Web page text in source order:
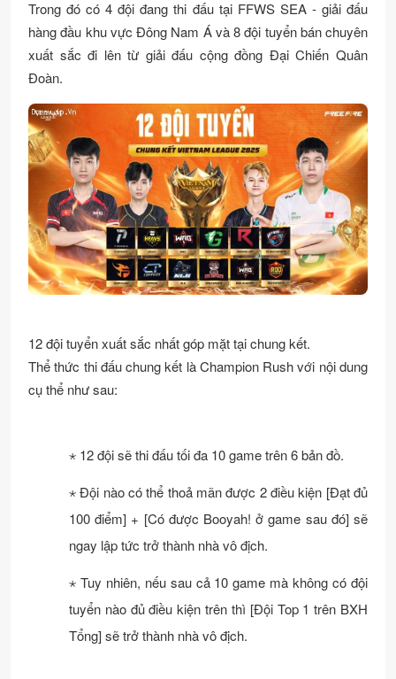
Trong đó có 4 đội đang thi đấu tại FFWS SEA - giải đấu
hàng đầu khu vực Đông Nam Á và 8 đội tuyển bán chuyên
xuất sắc đi lên từ giải đấu cộng đồng Đại Chiến Quân
Đoàn.
12 đội tuyển xuất sắc nhất góp mặt tại chung kết.
Thể thức thi đấu chung kết là Champion Rush với nội dung
cụ thể như sau:
⋆ 12 đội sẽ thi đấu tối đa 10 game trên 6 bản đồ.
⋆ Đội nào có thể thoả mãn được 2 điều kiện [Đạt đủ
100 điểm] + [Có được Booyah! ở game sau đó] sẽ
ngay lập tức trở thành nhà vô địch.
⋆ Tuy nhiên, nếu sau cả 10 game mà không có đội
tuyển nào đủ điều kiện trên thì [Đội Top 1 trên BXH
Tổng] sẽ trở thành nhà vô địch.